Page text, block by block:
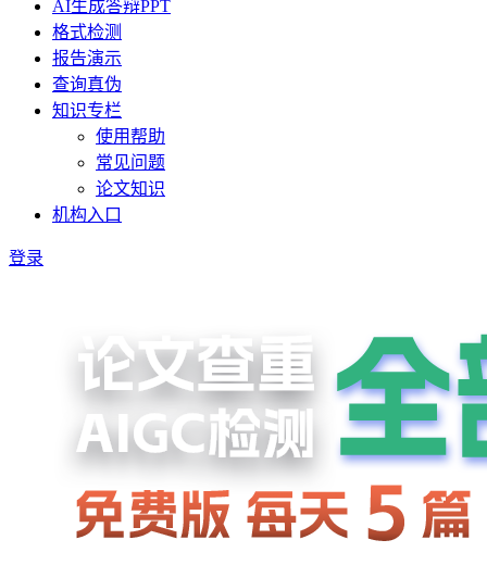
AI生成答辩PPT
格式检测
报告演示
查询真伪
知识专栏
使用帮助
常见问题
论文知识
机构入口
登录